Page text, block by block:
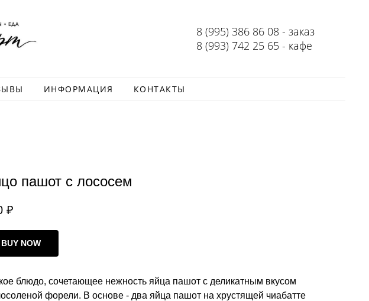
8 (995) 386 86 08 - заказ
8 (993) 742 25 65 - кафе
ИНФОРМАЦИЯ КОНТАКТЫ
пашот с лососем
₽
BUY NOW
блюдо, сочетающее нежность яйца пашот с деликатным вкусом
форели. В основе - два яйца пашот на хрустящей чиабатте